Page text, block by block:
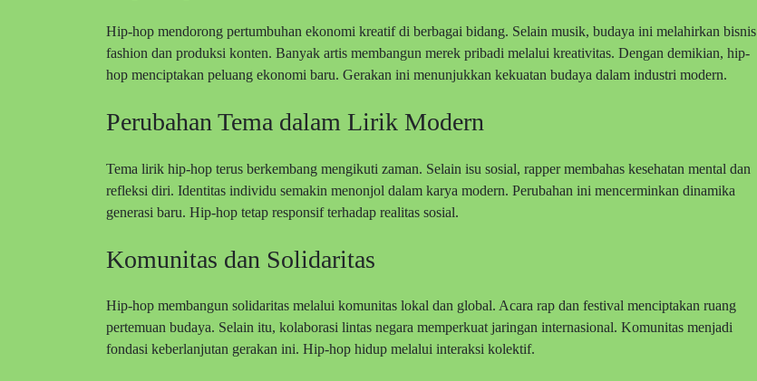
Hip-hop mendorong pertumbuhan ekonomi kreatif di berbagai bidang. Selain musik, budaya ini melahirkan bisnis
fashion dan produksi konten. Banyak artis membangun merek pribadi melalui kreativitas. Dengan demikian, hip-
hop menciptakan peluang ekonomi baru. Gerakan ini menunjukkan kekuatan budaya dalam industri modern.
Perubahan Tema dalam Lirik Modern
Tema lirik hip-hop terus berkembang mengikuti zaman. Selain isu sosial, rapper membahas kesehatan mental dan
refleksi diri. Identitas individu semakin menonjol dalam karya modern. Perubahan ini mencerminkan dinamika
generasi baru. Hip-hop tetap responsif terhadap realitas sosial.
Komunitas dan Solidaritas
Hip-hop membangun solidaritas melalui komunitas lokal dan global. Acara rap dan festival menciptakan ruang
pertemuan budaya. Selain itu, kolaborasi lintas negara memperkuat jaringan internasional. Komunitas menjadi
fondasi keberlanjutan gerakan ini. Hip-hop hidup melalui interaksi kolektif.